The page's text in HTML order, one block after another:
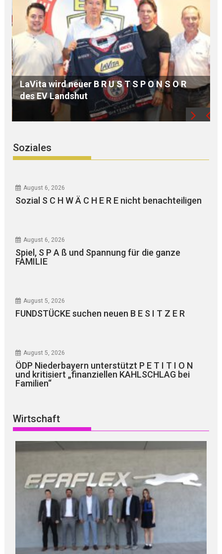
MdB Oßner: E L E K T R I F I Z I E R U N G der
Bahnstrecke MÜHLDORF-LANDSHUT stärkt
die Region
Soziales
August 6, 2026
Sozial S C H W Ä C H E R E nicht benachteiligen
August 6, 2026
Spiel, S P A ß und Spannung für die ganze
FAMILIE
August 5, 2026
FUNDSTÜCKE suchen neuen B E S I T Z E R
August 5, 2026
ÖDP Niederbayern unterstützt P E T I T I O N
und kritisiert „finanziellen KAHLSCHLAG bei
Familien“
Wirtschaft